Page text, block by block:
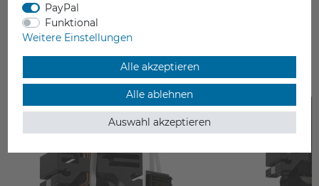
DAS KÖNNTE SIE AUCH INTERESSIEREN
PayPal
Funktional
Weitere Einstellungen
Alle akzeptieren
Alle ablehnen
Auswahl akzeptieren